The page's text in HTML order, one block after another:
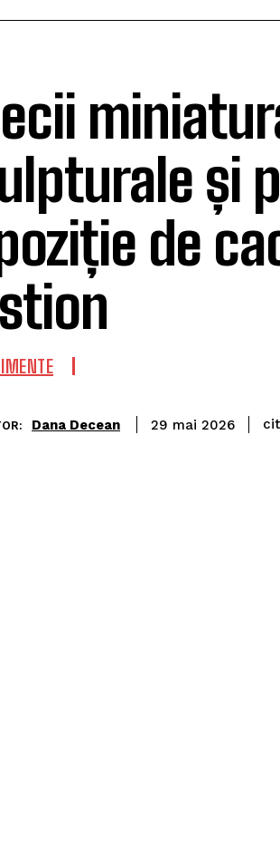
și
de
Dana Decean 29 mai 2026